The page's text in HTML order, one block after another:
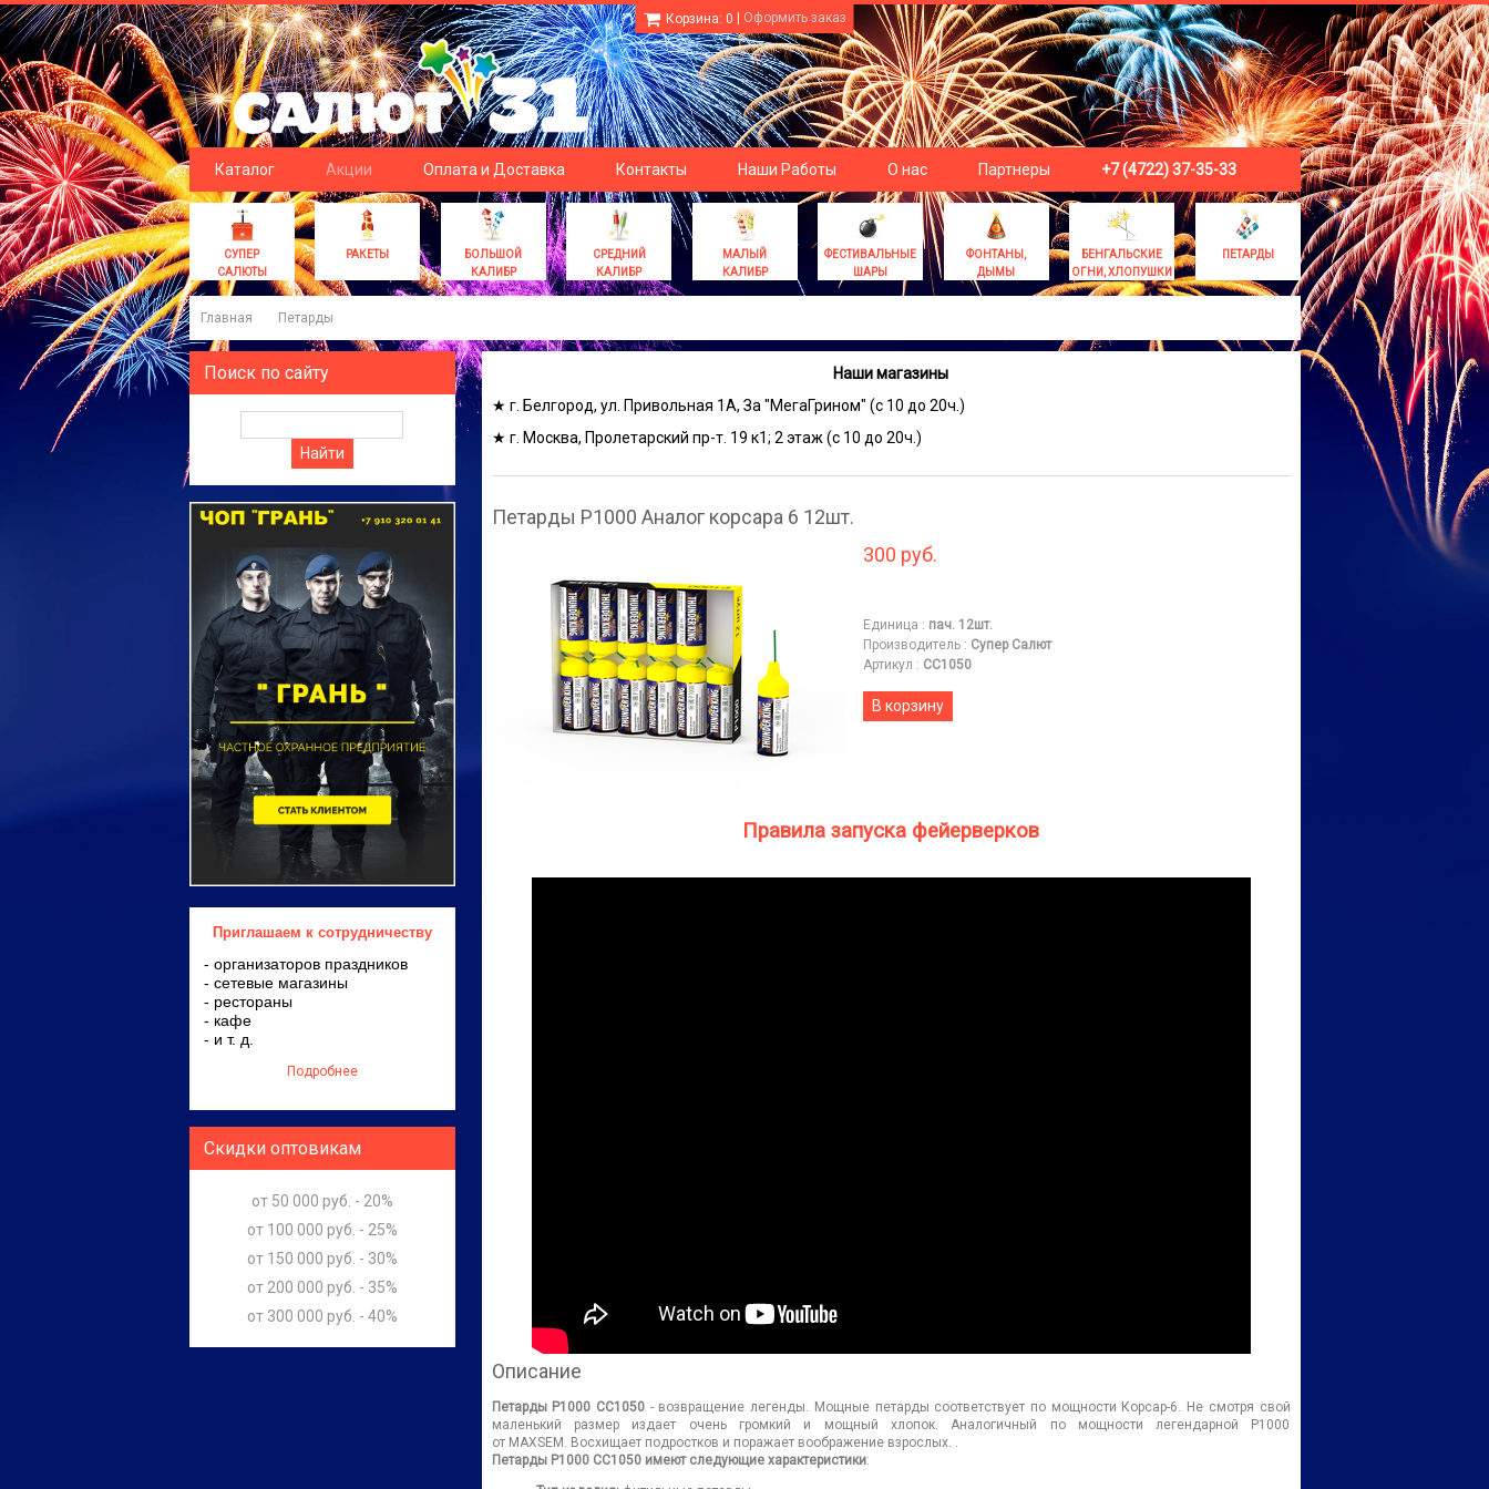
Корзина: 0 Оформить заказ
Каталог Акции Оплата и Доставка Контакты Наши Работы О нас Партнеры +7 (4722) 37-35-33
СУПЕР
САЛЮТЫ
РАКЕТЫ
БОЛЬШОЙ
КАЛИБР
СРЕДНИЙ
КАЛИБР
МАЛЫЙ
КАЛИБР
ФЕСТИВАЛЬНЫЕ
ШАРЫ
ФОНТАНЫ,
ДЫМЫ
БЕНГАЛЬСКИЕ
ОГНИ, ХЛОПУШКИ
ПЕТАРДЫ
Главная Петарды
Наши магазины
★ г. Белгород, ул. Привольная 1А, За "МегаГрином" (с 10 до 20ч.)
★ г. Москва, Пролетарский пр-т. 19 к1; 2 этаж (с 10 до 20ч.)
Петарды P1000 Аналог корсара 6 12шт.
300 руб.
Единица : пач. 12шт.
Производитель: Супер Салют
Артикул : СС1050
В корзину
Правила запуска фейерверков
Описание
Петарды P1000 СС1050- возвращение легенды. Мощные петарды соответствует по мощности Корсар-6. Не смотря свой
маленький размер издает очень громкий и мощный хлопок. Аналогичный по мощности легендарной P1000
от MAXSEM. Восхищает подростков и поражает воображение взрослых. .
Петарды P1000 СС1050 имеют следующие характеристики:
Поиск по сайту
Приглашаем к сотрудничеству
- организаторов праздников
- сетевые магазины
- рестораны
- кафе
- и т. д.
Подробнее
Скидки оптовикам
от 50 000 руб. - 20%
от 100 000 руб. - 25%
от 150 000 руб. - 30%
от 200 000 руб. - 35%
от 300 000 руб. - 40%